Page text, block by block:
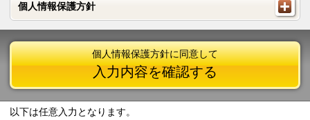
個人情報保護方針
個人情報保護方針
個人情報保護方針に同意して
入力内容を確認する
以下は任意入力となります。